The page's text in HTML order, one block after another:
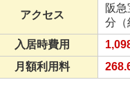
アクセス
阪
分（
入居時費用
月額利用料